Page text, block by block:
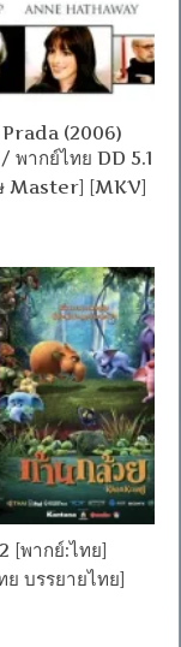
(2006)
พากย์ไทย DD 5.1
Master] [MKV]
[พากย์:ไทย]
บรรยายไทย]